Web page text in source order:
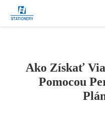
VýrobkyAko Získať
Pomocou